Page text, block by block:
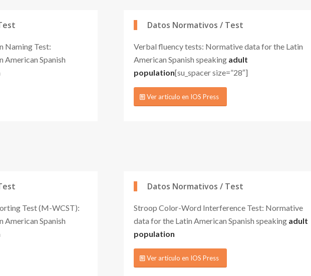
Naming Test:
American Spanish
Datos Normativos / Test
Verbal fluency tests: Normative data for the Latin
American Spanish speaking adult
population[su_spacer size=”28″]
Ver artículo en IOS Press
Test (M-WCST):
American Spanish
Datos Normativos / Test
Stroop Color-Word Interference Test: Normative
data for the Latin American Spanish speaking adult
population
Ver artículo en IOS Press